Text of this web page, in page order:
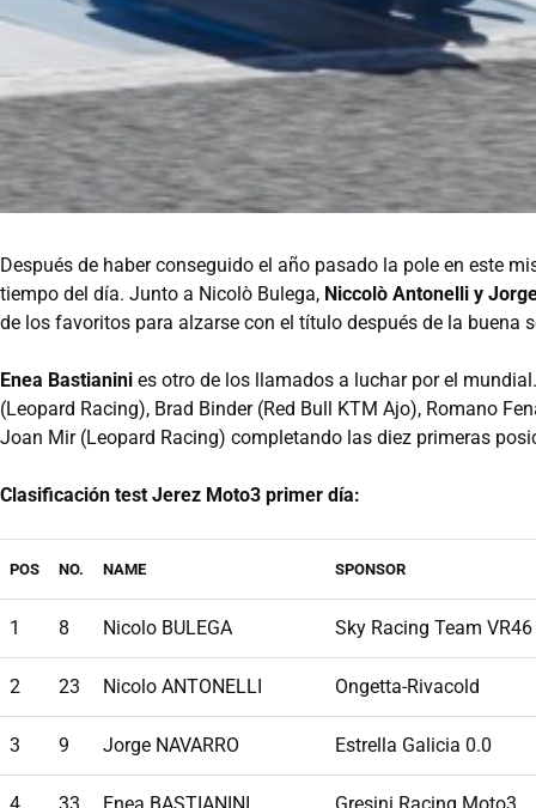
Después de haber conseguido el año pasado la pole en este
tiempo del día. Junto a Nicolò Bulega, Niccolò Antonelli y
de los favoritos para alzarse con el título después de la
Enea Bastianini es otro de los llamados a luchar por el
(Leopard Racing), Brad Binder (Red Bull KTM Ajo), Romano
Joan Mir (Leopard Racing) completando las diez primeras
Clasificación test Jerez Moto3 primer día:
POS NO. NAME SPONSOR
1 8 Nicolo BULEGA Sky Racing Team VR46
2 23 Nicolo ANTONELLI Ongetta-Rivacold
3 9 Jorge NAVARRO Estrella Galicia 0.0
4 33 Enea BASTIANINI Gresini Racing Moto3